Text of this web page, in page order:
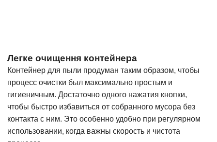
Легке очищення контейнера
Контейнер для пыли продуман таким образом, чтобы
процесс очистки был максимально простым и
гигиеничным. Достаточно одного нажатия кнопки,
чтобы быстро избавиться от собранного мусора без
контакта с ним. Это особенно удобно при регулярном
использовании, когда важны скорость и чистота